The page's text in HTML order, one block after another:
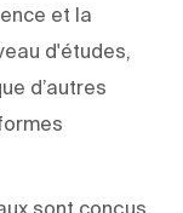
et la
d'études,
d’autres
sont conçus